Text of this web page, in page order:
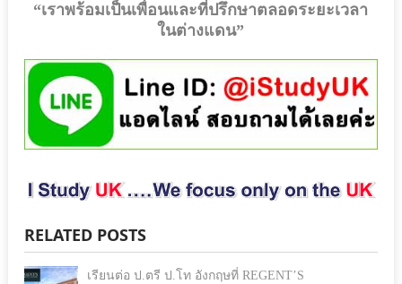
“เราพร้อมเป็นเพื่อนและที่ปรึกษาตลอดระยะเวลา
ในต่างแดน”
RELATED POSTS
เรียนต่อ ป.ตรี ป.โท อังกฤษที่ REGENT’S